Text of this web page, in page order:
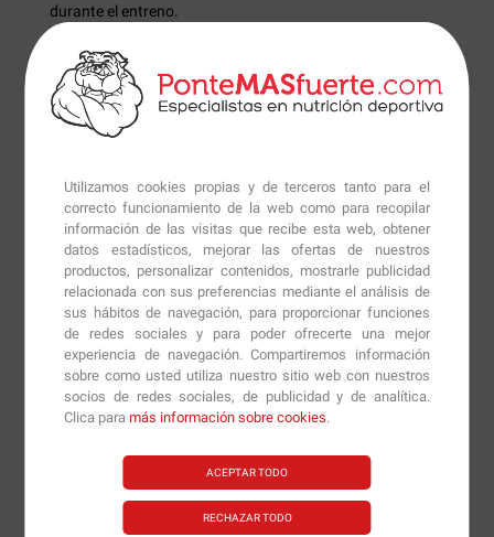
Utilizamos cookies propias y de terceros tanto para el
correcto funcionamiento de la web como para recopilar
información de las visitas que recibe esta web, obtener
datos estadísticos, mejorar las ofertas de nuestros
productos, personalizar contenidos, mostrarle publicidad
relacionada con sus preferencias mediante el análisis de
sus hábitos de navegación, para proporcionar funciones
de redes sociales y para poder ofrecerte una mejor
experiencia de navegación. Compartiremos información
sobre como usted utiliza nuestro sitio web con nuestros
socios de redes sociales, de publicidad y de analítica.
Clica paramás información sobre cookies.
ACEPTAR TODO
RECHAZAR TODO
durante el entreno.
Jack3des un pre-entreno orientado para todos
aquellos atletas que quieran maximizar sus
condiciones físicas durante el entrenamiento para así
poder lograr los resultados que tanto tiempo llevan
Jack3d consiste en:
Cafeína:Son capaces de estimular el sistema nervioso
central, mientras también estimulan la contracción del
sistema muscular directamente. La Cafeina tiene
también beneficios reduciendo la fatiga y somnolencia,
mejorando el flujo de los pensamientos, incrementando
produciendo un sentimiento de bienestar.
- Beta-Alanina:
La Carnosina es un dipéptido